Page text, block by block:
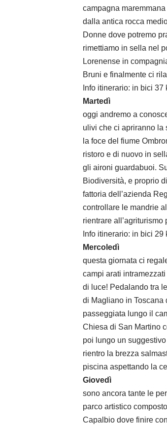
campagna
dalla antica rocca
Donne dove potremo
rimettiamo in sella nel
Lorenense in
Bruni e finalmente ci
Info itinerario: in bici
Martedì
oggi andremo a
ulivi che ci apriranno la
la foce del fiume
ristoro e di nuovo in
gli aironi guardabuoi.
Biodiversità, e proprio
fattoria dell’azienda
controllare le mandrie
rientrare all’agriturismo
Info itinerario: in bici
Mercoledì
questa giornata ci
campi arati
di luce! Pedalando tra
di Magliano in Toscana
passeggiata lungo il
Chiesa di San Martino
poi lungo un
rientro la brezza
piscina aspettando la
Giovedì
sono ancora tante le
parco artistico
Capalbio dove finire